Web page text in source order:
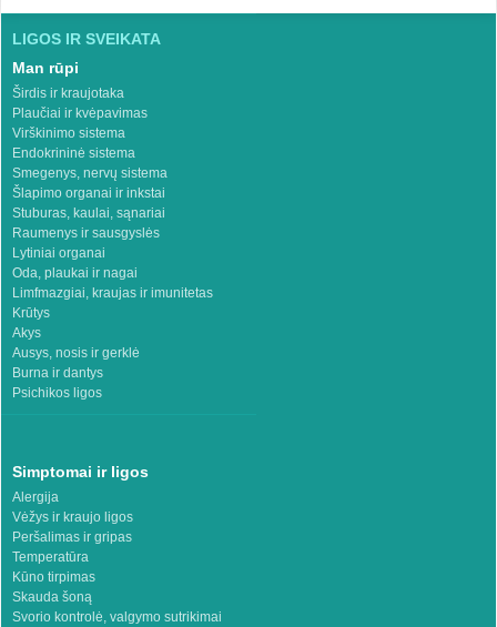
LIGOS IR SVEIKATA
Man rūpi
Širdis ir kraujotaka
Plaučiai ir kvėpavimas
Virškinimo sistema
Endokrininė sistema
Smegenys, nervų sistema
Šlapimo organai ir inkstai
Stuburas, kaulai, sąnariai
Raumenys ir sausgyslės
Lytiniai organai
Oda, plaukai ir nagai
Limfmazgiai, kraujas ir imunitetas
Krūtys
Akys
Ausys, nosis ir gerklė
Burna ir dantys
Psichikos ligos
Simptomai ir ligos
Alergija
Vėžys ir kraujo ligos
Peršalimas ir gripas
Temperatūra
Kūno tirpimas
Skauda šoną
Svorio kontrolė, valgymo sutrikimai